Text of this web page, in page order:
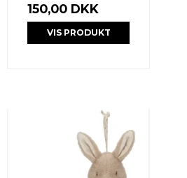
150,00 DKK
VIS PRODUKT